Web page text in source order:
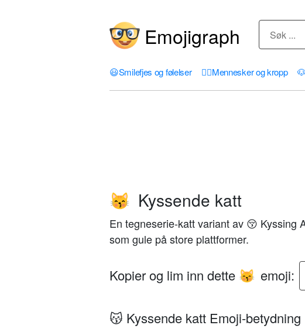
Emojigraph
😃Smilefjes og følelser 🤦‍♀️Mennesker og kropp 🐶
😽 Kyssende katt
En tegneserie-katt variant av 😚 Kyssing
som gule på store plattformer.
Kopier og lim inn dette 😽 emoji:
😽 Kyssende katt Emoji-betydning